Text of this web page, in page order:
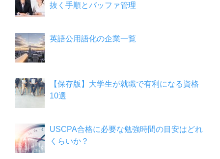
抜く手順とバッファ管理
英語公用語化の企業一覧
【保存版】大学生が就職で有利になる資格
10選
USCPA合格に必要な勉強時間の目安はどれ
くらいか？